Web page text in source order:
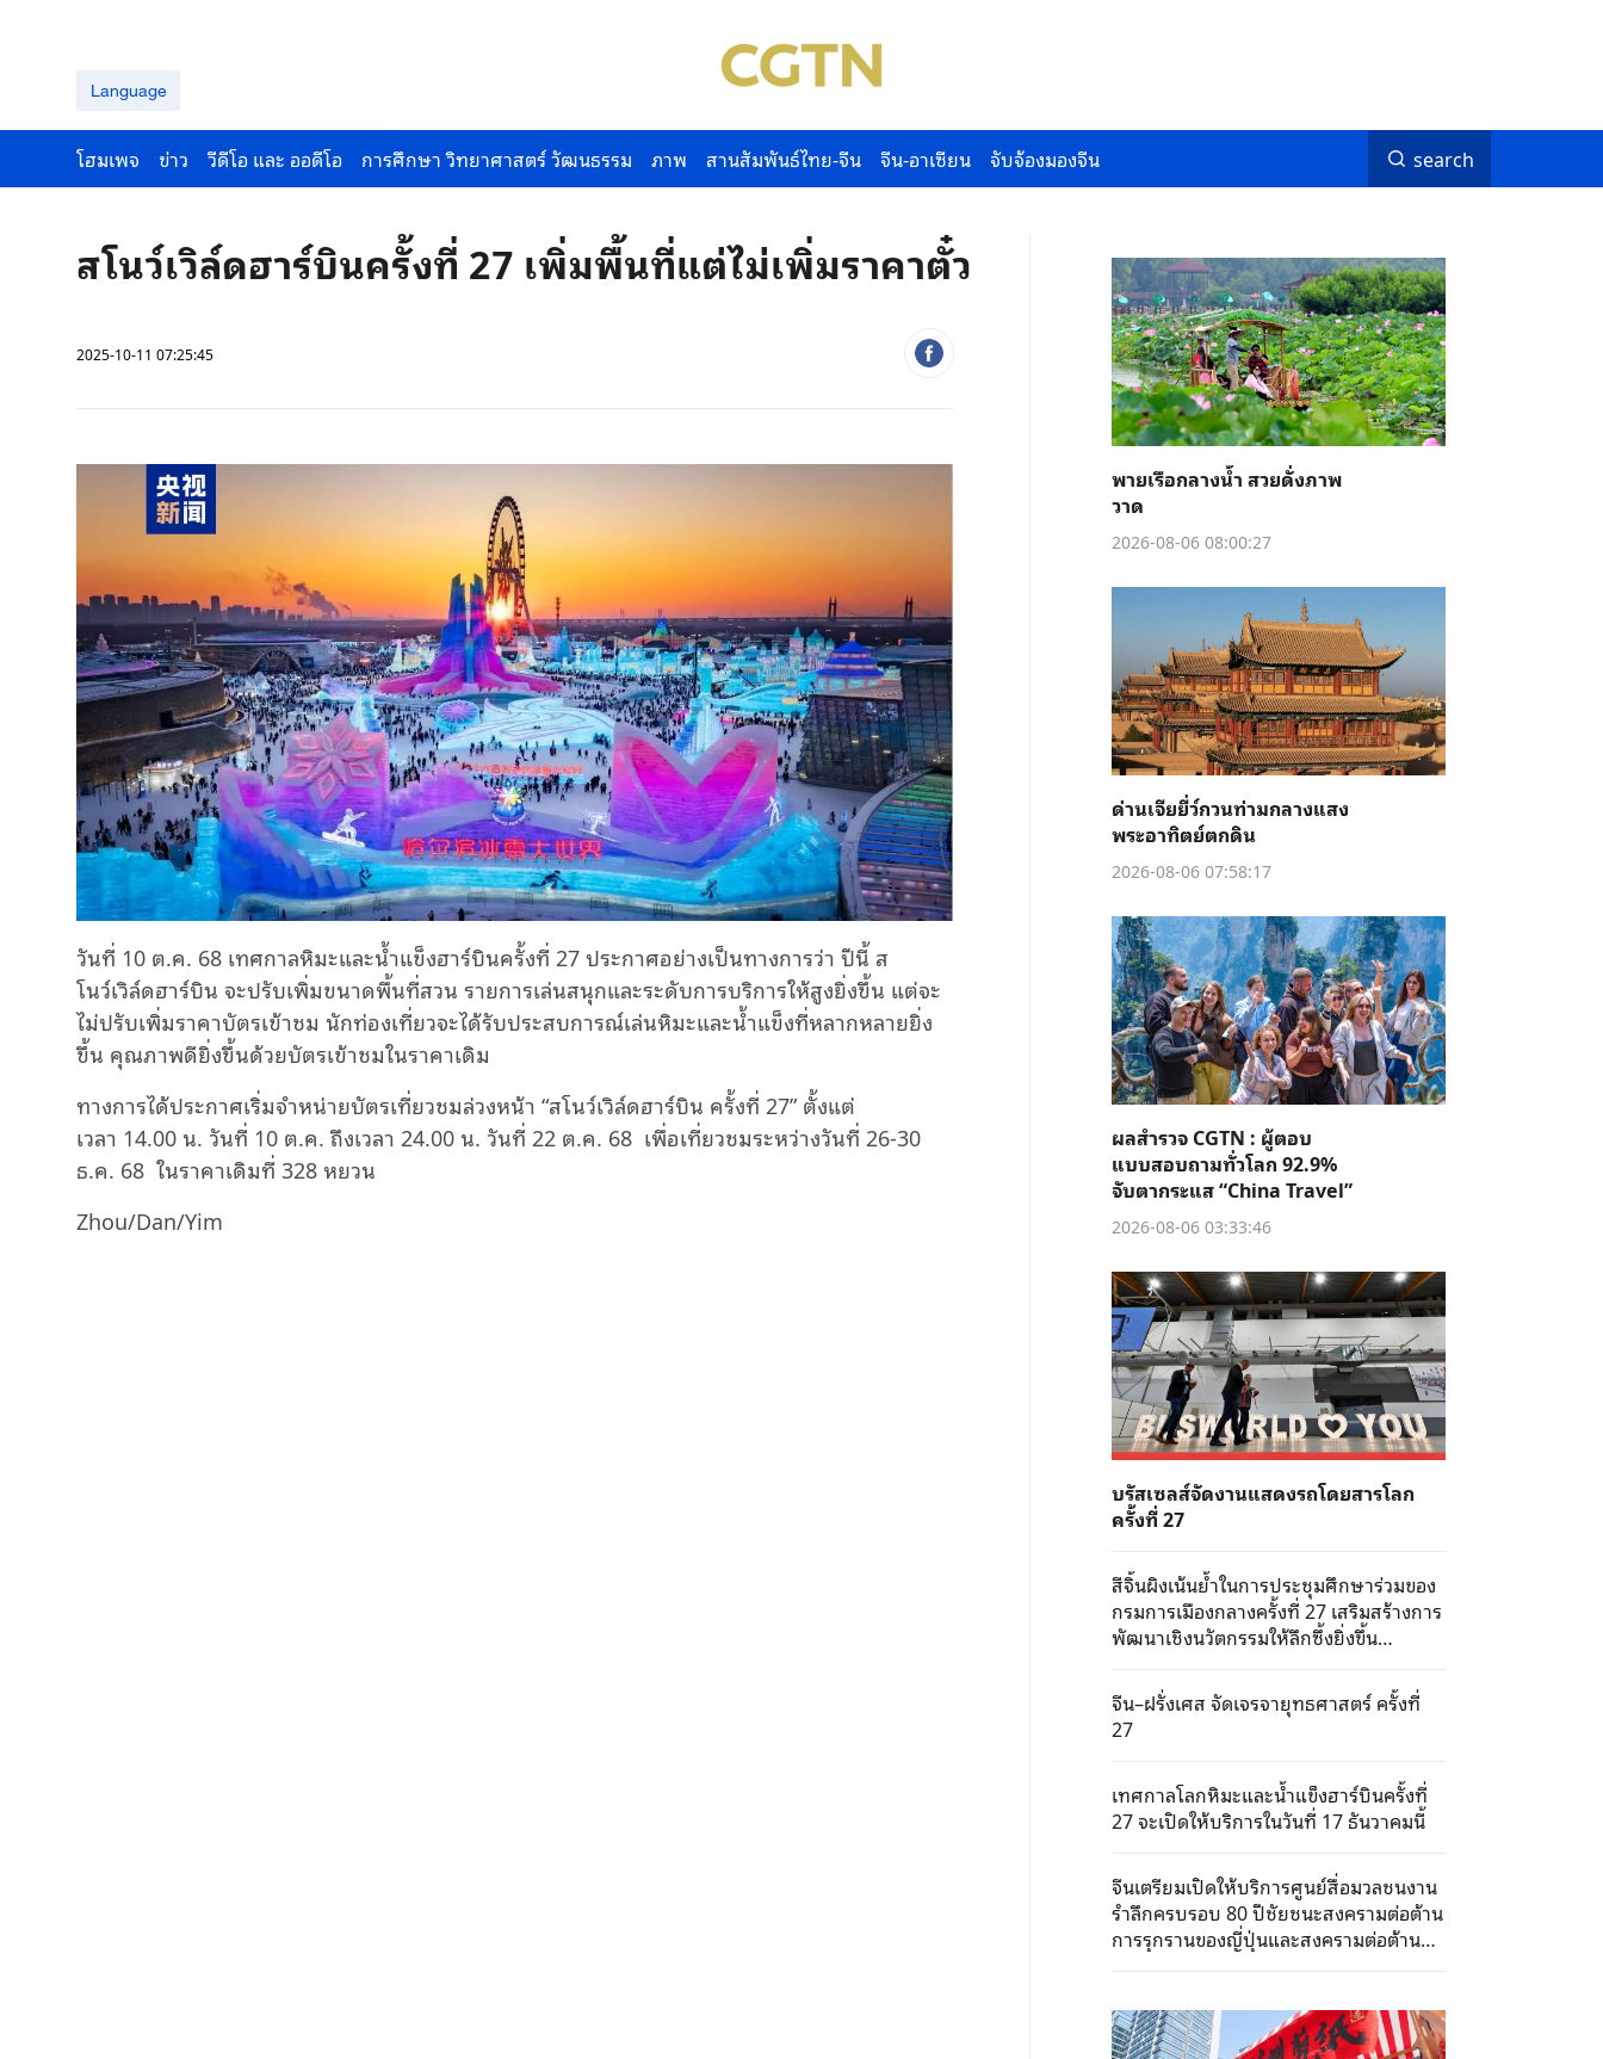
Language
โฮมเพจ ข่าว วีดีโอ และ ออดีโอ การศึกษา วิทยาศาสตร์ วัฒนธรรม ภาพ สานสัมพันธ์ไทย-จีน จีน-อาเซียน จับจ้องมองจีน search
สโนว์เวิล์ดฮาร์บินครั้งที่ 27 เพิ่มพื้นที่แต่ไม่เพิ่มราคาตั๋ว
2025-10-11 07:25:45
วันที่ 10 ต.ค. 68 เทศกาลหิมะและน้ำแข็งฮาร์บินครั้งที่ 27 ประกาศอย่างเป็นทางการว่า ปีนี้ ส
โนว์เวิล์ดฮาร์บิน จะปรับเพิ่มขนาดพื้นที่สวน รายการเล่นสนุกและระดับการบริการให้สูงยิ่งขึ้น แต่จะ
ไม่ปรับเพิ่มราคาบัตรเข้าชม นักท่องเที่ยวจะได้รับประสบการณ์เล่นหิมะและน้ำแข็งที่หลากหลายยิ่ง
ขึ้น คุณภาพดียิ่งขึ้นด้วยบัตรเข้าชมในราคาเดิม
ทางการได้ประกาศเริ่มจำหน่ายบัตรเที่ยวชมล่วงหน้า “สโนว์เวิล์ดฮาร์บิน ครั้งที่ 27” ตั้งแต่
เวลา 14.00 น. วันที่ 10 ต.ค. ถึงเวลา 24.00 น. วันที่ 22 ต.ค. 68 เพื่อเที่ยวชมระหว่างวันที่ 26-30
ธ.ค. 68 ในราคาเดิมที่ 328 หยวน
Zhou/Dan/Yim
พายเรือกลางน้ำ สวยดั่งภาพ
วาด
2026-08-06 08:00:27
ด่านเจียยี่ว์กวนท่ามกลางแสง
พระอาทิตย์ตกดิน
2026-08-06 07:58:17
ผลสำรวจ CGTN : ผู้ตอบ
แบบสอบถามทั่วโลก 92.9%
จับตากระแส “China Travel”
2026-08-06 03:33:46
บรัสเซลส์จัดงานแสดงรถโดยสารโลก
ครั้งที่ 27
สีจิ้นผิงเน้นย้ำในการประชุมศึกษาร่วมของ
กรมการเมืองกลางครั้งที่ 27 เสริมสร้างการ
พัฒนาเชิงนวัตกรรมให้ลึกซึ้งยิ่งขึ้น
ปรับปรุงกองทัพให้ทันสมัย
จีน–ฝรั่งเศส จัดเจรจายุทธศาสตร์ ครั้งที่
เทศกาลโลกหิมะและน้ำแข็งฮาร์บินครั้งที่
27 จะเปิดให้บริการในวันที่ 17 ธันวาคมนี้
จีนเตรียมเปิดให้บริการศูนย์สื่อมวลชนงาน
รำลึกครบรอบ 80 ปีชัยชนะสงครามต่อต้าน
การรุกรานของญี่ปุ่นและสงครามต่อต้าน
ฟาสซิสต์โลก วันที่ 27 ส.ค.